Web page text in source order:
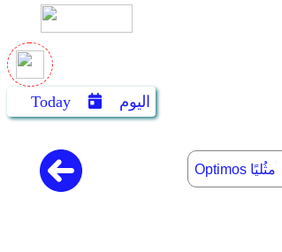
Today اليوم